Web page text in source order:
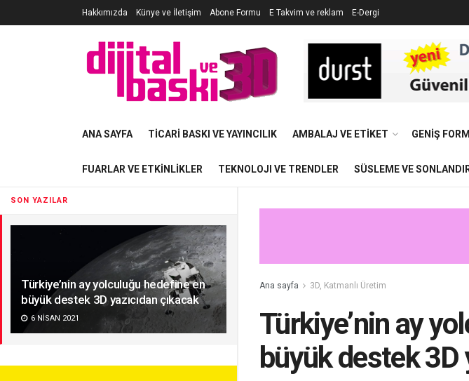
SON YAZILAR
Türkiye’nin ay yolculuğu hedefine en
büyük destek 3D yazıcıdan çıkacak
6 NISAN 2021
Hakkımızda Künye ve İletişim Abone Formu E Takvim ve reklam E-Dergi
ANA SAYFA TICARI BASKI VE YAYINCILIK AMBALAJ VE ETIKET GENIŞ
FUARLAR VE ETKINLIKLER TEKNOLOJI VE TRENDLER SÜSLEME VE
Ana sayfa 3D, Katmanlı Üretim
Türkiye’nin ay
büyük destek 3D